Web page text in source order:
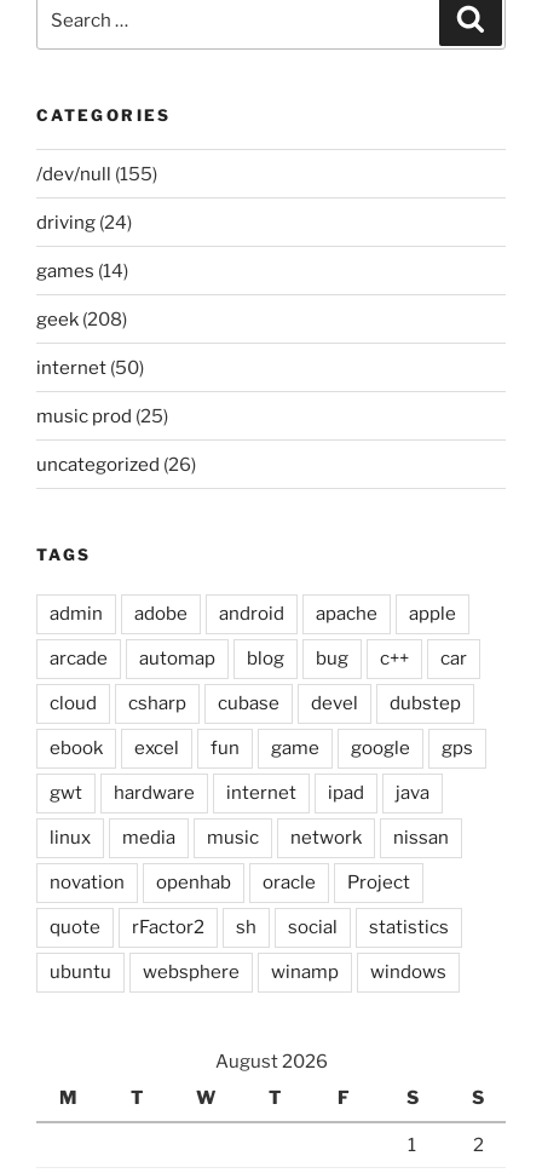
CATEGORIES
/dev/null (155)
driving (24)
games (14)
geek (208)
internet (50)
music prod (25)
uncategorized (26)
TAGS
admin adobe android apache apple
arcade automap blog bug c++ car
cloud csharp cubase devel dubstep
ebook excel fun game google gps
gwt hardware internet ipad java
linux media music network nissan
novation openhab oracle Project
quote rFactor2 sh social statistics
ubuntu websphere winamp windows
August 2026
M
T W T F S S
1 2